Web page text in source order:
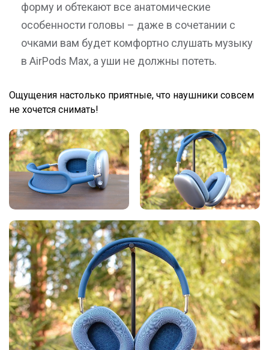
форму и обтекают все анатомические
особенности головы – даже в сочетании с
очками вам будет комфортно слушать музыку
в AirPods Max, а уши не должны потеть.
Ощущения настолько приятные, что наушники совсем
не хочется снимать!